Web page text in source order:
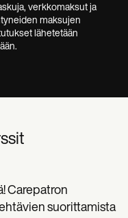
verkkomaksut ja
maksujen
lähetetään
Carepatron
suorittamista